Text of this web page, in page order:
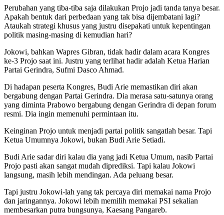
Perubahan yang tiba-tiba saja dilakukan Projo jadi tanda tanya besar.
Apakah bentuk dari perbedaan yang tak bisa dijembatani lagi?
Ataukah strategi khusus yang justru disepakati untuk kepentingan
politik masing-masing di kemudian hari?
Jokowi, bahkan Wapres Gibran, tidak hadir dalam acara Kongres
ke-3 Projo saat ini. Justru yang terlihat hadir adalah Ketua Harian
Partai Gerindra, Sufmi Dasco Ahmad.
Di hadapan peserta Kongres, Budi Arie memastikan diri akan
bergabung dengan Partai Gerindra. Dia merasa satu-satunya orang
yang diminta Prabowo bergabung dengan Gerindra di depan forum
resmi. Dia ingin memenuhi permintaan itu.
Keinginan Projo untuk menjadi partai politik sangatlah besar. Tapi
Ketua Umumnya Jokowi, bukan Budi Arie Setiadi.
Budi Arie sadar diri kalau dia yang jadi Ketua Umum, nasib Partai
Projo pasti akan sangat mudah diprediksi. Tapi kalau Jokowi
langsung, masih lebih mendingan. Ada peluang besar.
Tapi justru Jokowi-lah yang tak percaya diri memakai nama Projo
dan jaringannya. Jokowi lebih memilih memakai PSI sekalian
membesarkan putra bungsunya, Kaesang Pangareb.